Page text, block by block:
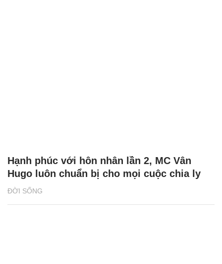
ĐỜI SỐNG
Hạnh phúc với hôn nhân lần 2, MC Vân
Hugo luôn chuẩn bị cho mọi cuộc chia ly